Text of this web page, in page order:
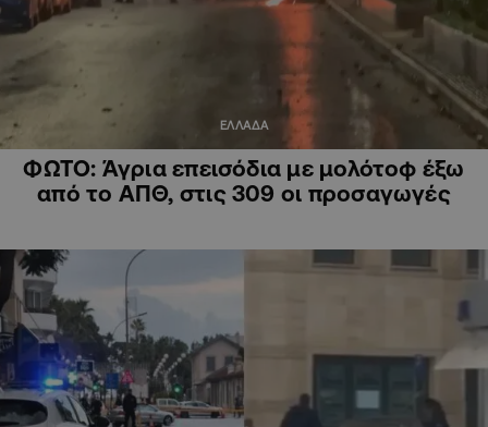
ΕΛΛΑΔΑ
ΦΩΤΟ: Άγρια επεισόδια με μολότοφ έξω
από το ΑΠΘ, στις 309 οι προσαγωγές